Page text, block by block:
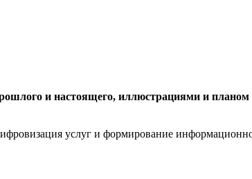
и настоящего, иллюстрациями и планом
услуг и формирование